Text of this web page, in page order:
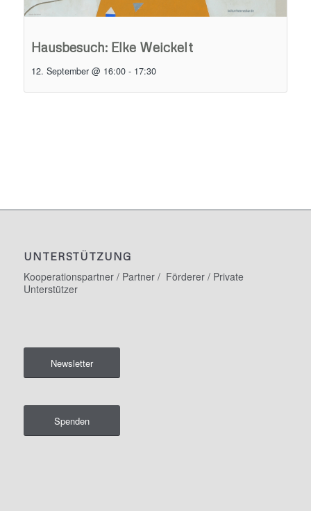
Hausbesuch: Elke Weickelt
12. September @ 16:00 - 17:30
UNTERSTÜTZUNG
Kooperationspartner / Partner / Förderer / Private
Unterstützer
Newsletter
Spenden